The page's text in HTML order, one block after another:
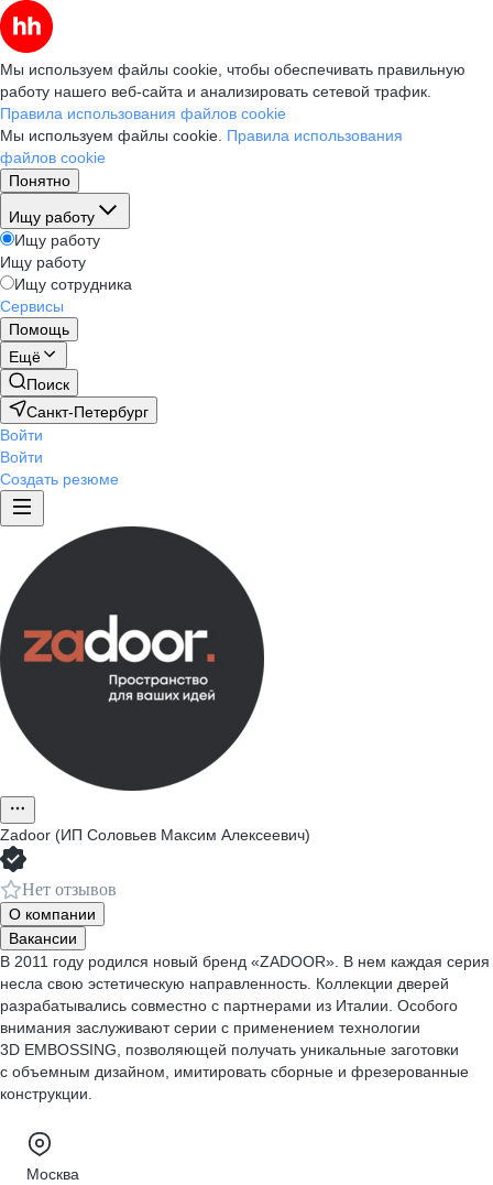
Мы используем файлы cookie, чтобы обеспечивать правильную
работу нашего веб-сайта и анализировать сетевой трафик.
Правила использования файлов cookie
Мы используем файлы cookie. Правила использования
файлов cookie
Понятно
Ищу работу
Ищу работу
Ищу работу
Ищу сотрудника
Сервисы
Помощь
Ещё
Поиск
Санкт-Петербург
Войти
Войти
Создать резюме
Zadoor (ИП Соловьев Максим Алексеевич)
Нет отзывов
О компании
Вакансии
В 2011 году родился новый бренд «ZADOOR». В нем каждая серия
несла свою эстетическую направленность. Коллекции дверей
разрабатывались совместно с партнерами из Италии. Особого
внимания заслуживают серии с применением технологии
3D EMBOSSING, позволяющей получать уникальные заготовки
с объемным дизайном, имитировать сборные и фрезерованные
конструкции.
Москва